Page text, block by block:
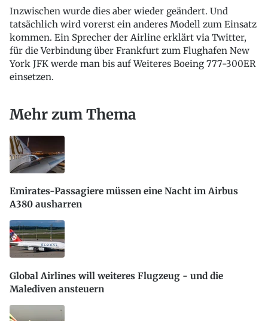
Inzwischen wurde dies aber wieder geändert. Und
tatsächlich wird vorerst ein anderes Modell zum Einsatz
kommen. Ein Sprecher der Airline erklärt via Twitter,
für die Verbindung über Frankfurt zum Flughafen New
York JFK werde man bis auf Weiteres Boeing 777-300ER
einsetzen.
Mehr zum Thema
Emirates-Passagiere müssen eine Nacht im Airbus
A380 ausharren
Global Airlines will weiteres Flugzeug - und die
Malediven ansteuern